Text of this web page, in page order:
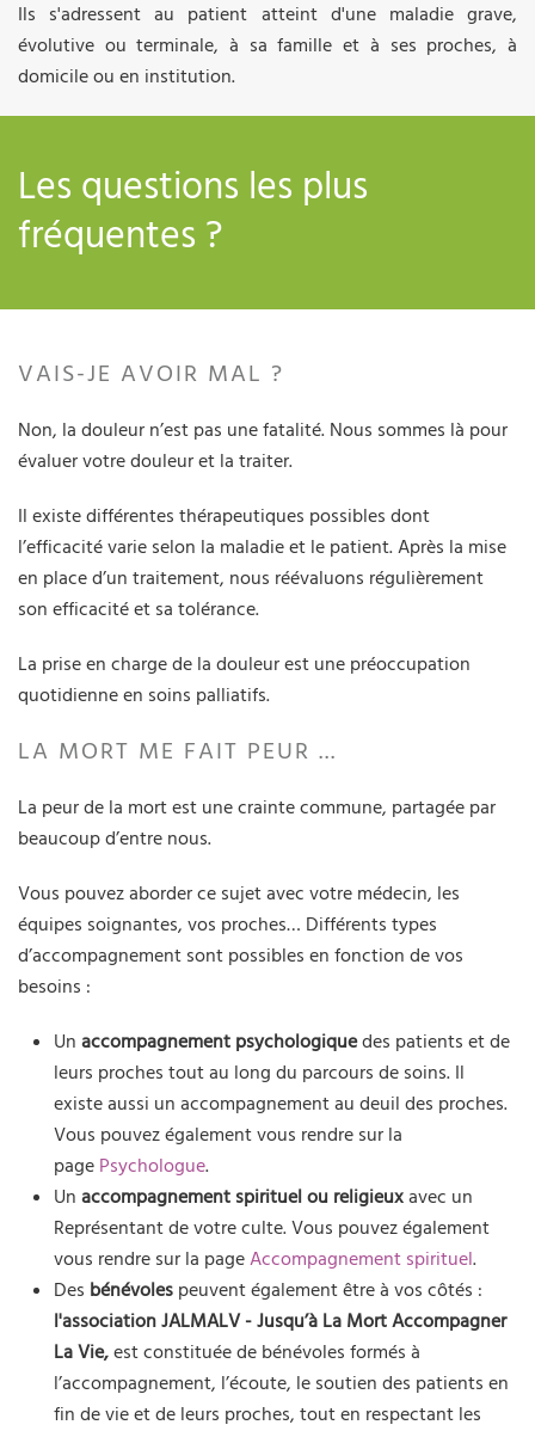
Ils s'adressent au patient atteint d'une maladie grave,
évolutive ou terminale, à sa famille et à ses proches, à
domicile ou en institution.
Les questions les plus
fréquentes ?
VAIS-JE AVOIR MAL ?
Non, la douleur n’est pas une fatalité. Nous sommes là pour
évaluer votre douleur et la traiter.
Il existe différentes thérapeutiques possibles dont
l’efficacité varie selon la maladie et le patient. Après la mise
en place d’un traitement, nous réévaluons régulièrement
son efficacité et sa tolérance.
La prise en charge de la douleur est une préoccupation
quotidienne en soins palliatifs.
LA MORT ME FAIT PEUR ...
La peur de la mort est une crainte commune, partagée par
beaucoup d’entre nous.
Vous pouvez aborder ce sujet avec votre médecin, les
équipes soignantes, vos proches… Différents types
d’accompagnement sont possibles en fonction de vos
besoins :
Un accompagnement psychologiquedes patients et de
leurs proches tout au long du parcours de soins. Il
existe aussi un accompagnement au deuil des proches.
Vous pouvez également vous rendre sur la
page Psychologue.
Un accompagnement spirituel ou religieuxavec un
Représentant de votre culte. Vous pouvez également
vous rendre sur la pageAccompagnement spirituel.
Des bénévoles peuvent également être à vos côtés :
l'association JALMALV - Jusqu’à La Mort Accompagner
La Vie,est constituée de bénévoles formés à
l’accompagnement, l’écoute, le soutien des patients en
fin de vie et de leurs proches, tout en respectant les